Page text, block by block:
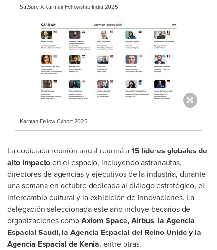
SatSure X Karman Fellowship India 2025
Karman Fellow Cohort 2025
La codiciada reunión anual reunirá a15 líderes globales de
alto impactoen el espacio, incluyendo astronautas,
directores de agencias y ejecutivos de la industria, durante
una semana en octubre dedicada al diálogo estratégico, el
intercambio cultural y la exhibición de innovaciones. La
delegación seleccionada este año incluye becarios de
organizaciones comoAxiom Space, Airbus, la Agencia
Espacial Saudí, la Agencia Espacial del Reino Unido y la
Agencia Espacial de Kenia, entre otras.